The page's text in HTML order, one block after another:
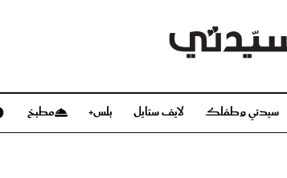
سيدتي وطفلك لايف ستايل بلس+ مطبخ